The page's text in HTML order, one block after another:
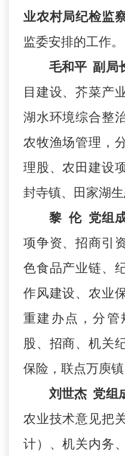
业农村局纪检监
监委安排的工作。
毛和平 副局
目建设、芥菜产
湖水环境综合整
农牧渔场管理，
理股、农田建设
封寺镇、田家湖生
黎 伦 党组
项争资、招商引
色食品产业链、
作风建设、农业
重建办点，分管
股、招商、机关
保险，联点万庾镇
刘世杰 党组
农业技术意见把
计）、机关内务